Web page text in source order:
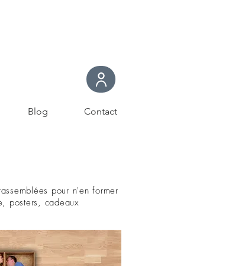
Blog Contact
pour n'en former
posters, cadeaux